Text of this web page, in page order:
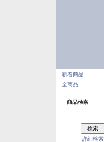
新着商品...
全商品...
商品検索
詳細検索